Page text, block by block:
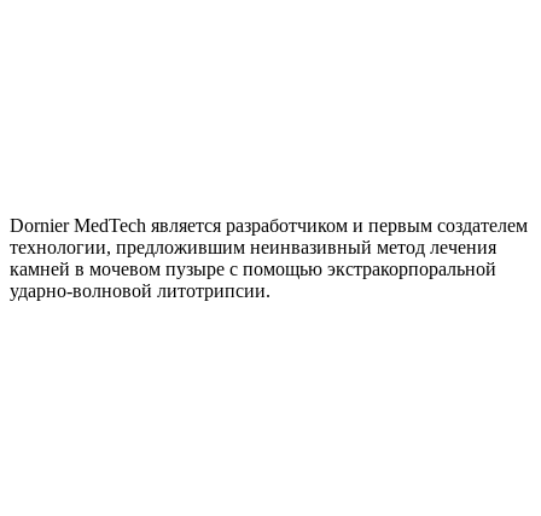
Dornier MedTech является разработчиком и первым создателем
технологии, предложившим неинвазивный метод лечения
камней в мочевом пузыре с помощью экстракорпоральной
ударно-волновой литотрипсии.